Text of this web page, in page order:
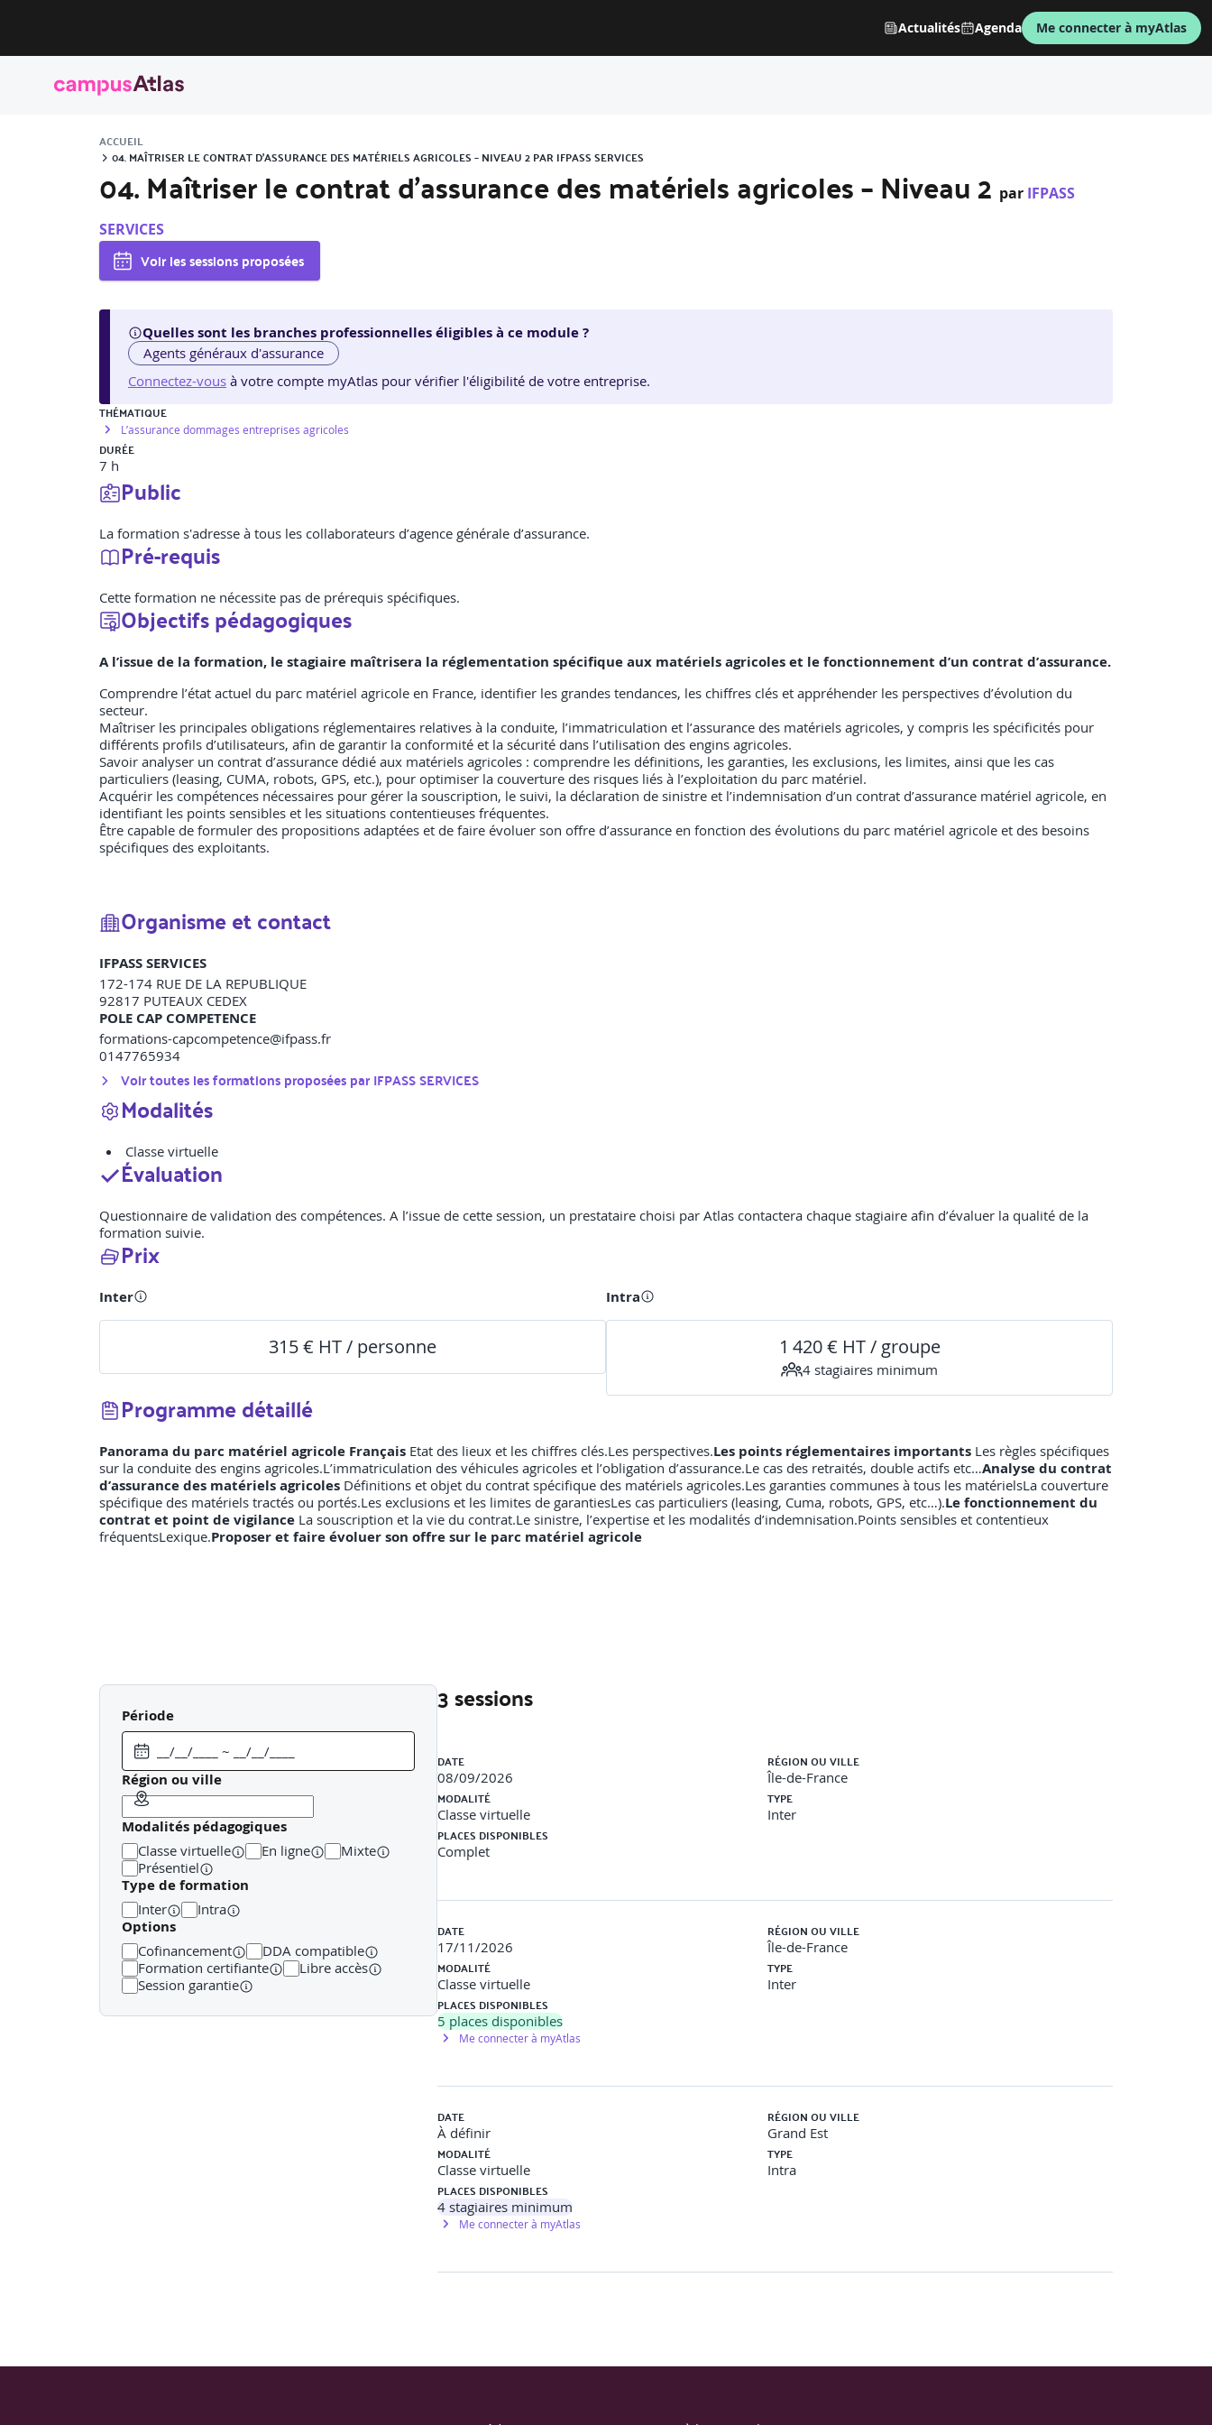
Actualités Agenda Me connecter à myAtlas
ACCUEIL
04. MAÎTRISER LE CONTRAT D’ASSURANCE DES MATÉRIELS AGRICOLES – NIVEAU 2 PAR IFPASS SERVICES
04. Maîtriser le contrat d’assurance des matériels agricoles – Niveau 2 par IFPASS
SERVICES
Voir les sessions proposées
Quelles sont les branches professionnelles éligibles à ce module ?
Agents généraux d'assurance
Connectez-vous à votre compte myAtlas pour vérifier l'éligibilité de votre entreprise.
THÉMATIQUE
L’assurance dommages entreprises agricoles
DURÉE
7 h
Public
La formation s'adresse à tous les collaborateurs d’agence générale d’assurance.
Pré-requis
Cette formation ne nécessite pas de prérequis spécifiques.
Objectifs pédagogiques
A l’issue de la formation, le stagiaire maîtrisera la réglementation spécifique aux matériels agricoles et le fonctionnement d’un contrat d’assurance.
Comprendre l’état actuel du parc matériel agricole en France, identifier les grandes tendances, les chiffres clés et appréhender les perspectives d’évolution du
secteur.
Maîtriser les principales obligations réglementaires relatives à la conduite, l’immatriculation et l’assurance des matériels agricoles, y compris les spécificités pour
différents profils d’utilisateurs, afin de garantir la conformité et la sécurité dans l’utilisation des engins agricoles.
Savoir analyser un contrat d’assurance dédié aux matériels agricoles : comprendre les définitions, les garanties, les exclusions, les limites, ainsi que les cas
particuliers (leasing, CUMA, robots, GPS, etc.), pour optimiser la couverture des risques liés à l’exploitation du parc matériel.
Acquérir les compétences nécessaires pour gérer la souscription, le suivi, la déclaration de sinistre et l’indemnisation d’un contrat d’assurance matériel agricole, en
identifiant les points sensibles et les situations contentieuses fréquentes.
Être capable de formuler des propositions adaptées et de faire évoluer son offre d’assurance en fonction des évolutions du parc matériel agricole et des besoins
spécifiques des exploitants.
Organisme et contact
IFPASS SERVICES
172-174 RUE DE LA REPUBLIQUE
92817 PUTEAUX CEDEX
POLE CAP COMPETENCE
formations-capcompetence@ifpass.fr
0147765934
Voir toutes les formations proposées parIFPASS SERVICES
Modalités
Classe virtuelle
Évaluation
Questionnaire de validation des compétences. A l’issue de cette session, un prestataire choisi par Atlas contactera chaque stagiaire afin d’évaluer la qualité de la
formation suivie.
Prix
Inter
315 € HT / personne
Intra
1 420 € HT / groupe
4 stagiaires minimum
Programme détaillé
Panorama du parc matériel agricole Français Etat des lieux et les chiffres clés.Les perspectives.Les points réglementaires importants Les règles spécifiques
sur la conduite des engins agricoles.L’immatriculation des véhicules agricoles et l’obligation d’assurance.Le cas des retraités, double actifs etc…Analyse du contrat
d’assurance des matériels agricoles Définitions et objet du contrat spécifique des matériels agricoles.Les garanties communes à tous les matérielsLa couverture
spécifique des matériels tractés ou portés.Les exclusions et les limites de garantiesLes cas particuliers (leasing, Cuma, robots, GPS, etc…).Le fonctionnement du
contrat et point de vigilance La souscription et la vie du contrat.Le sinistre, l’expertise et les modalités d’indemnisation.Points sensibles et contentieux
fréquentsLexique.Proposer et faire évoluer son offre sur le parc matériel agricole
Période
Région ou ville
Modalités pédagogiques
Classe virtuelle En ligne
Mixte
Présentiel
Type de formation
Inter Intra
Options
Cofinancement
DDA compatible
Formation certifiante
Libre accès
Session garantie
3 sessions
DATE
08/09/2026
RÉGION OU VILLE
Île-de-France
MODALITÉ
Classe virtuelle
TYPE
Inter
PLACES DISPONIBLES
Complet
DATE
17/11/2026
RÉGION OU VILLE
Île-de-France
MODALITÉ
Classe virtuelle
TYPE
Inter
PLACES DISPONIBLES
5 places disponibles
Me connecter à myAtlas
DATE
À définir
RÉGION OU VILLE
Grand Est
MODALITÉ
Classe virtuelle
TYPE
Intra
PLACES DISPONIBLES
4stagiaires minimum
Me connecter à myAtlas